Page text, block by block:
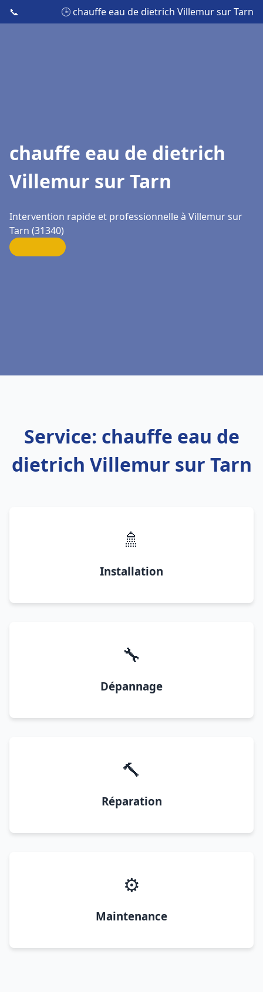
📞 🕒 chauffe eau de dietrich Villemur sur Tarn
chauffe eau de dietrich
Villemur sur Tarn
Intervention rapide et professionnelle à Villemur sur
Tarn (31340)
Service: chauffe eau de
dietrich Villemur sur Tarn
🚿
Installation
🔧
Dépannage
🔨
Réparation
⚙️
Maintenance